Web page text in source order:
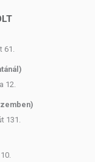
61.
12.
131.